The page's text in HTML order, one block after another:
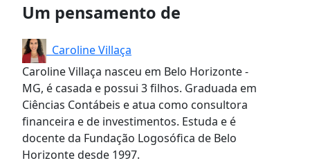
Um pensamento de
Caroline Villaça
Caroline Villaça nasceu em Belo Horizonte -
MG, é casada e possui 3 filhos. Graduada em
Ciências Contábeis e atua como consultora
financeira e de investimentos. Estuda e é
docente da Fundação Logosófica de Belo
Horizonte desde 1997.